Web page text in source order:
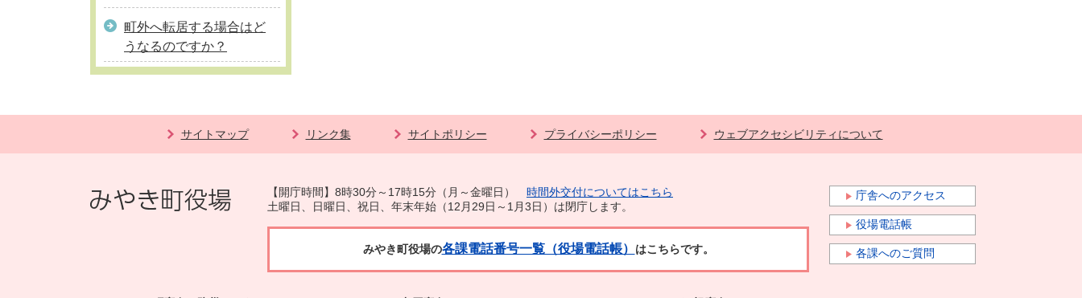
町外へ転居する場合はど
うなるのですか？
サイトマップ リンク集 サイトポリシー プライバシーポリシー ウェブアクセシビリティについて
【開庁時間】8時30分～17時15分（月～金曜日） 時間外交付についてはこちら
土曜日、日曜日、祝日、年末年始（12月29日～1月3日）は閉庁します。
みやき町役場の各課電話番号一覧（役場電話帳） はこちらです。
庁舎へのアクセス
役場電話帳
各課へのご質問